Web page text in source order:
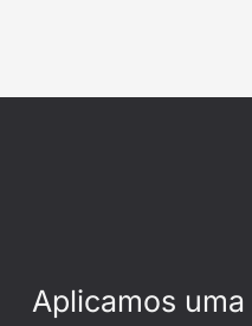
Aplicamos